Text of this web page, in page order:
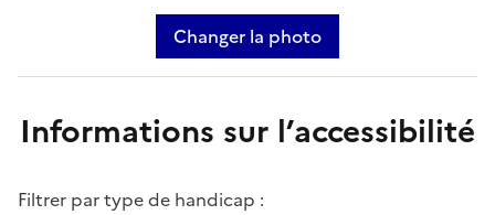
Changer la photo
Informations sur l’accessibilité
Filtrer par type de handicap :